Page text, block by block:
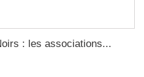
: les associations...